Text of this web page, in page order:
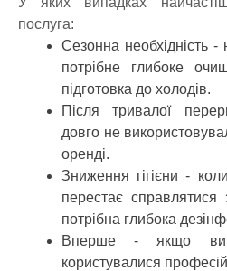
послуга:
Сезонна необхідність -
потрібне глибоке
підготовка до холодів.
Після тривалої
довго не
оренді.
Зниження гігієни -
перестає
потрібна глибока
Вперше - якщо ви
користувалися